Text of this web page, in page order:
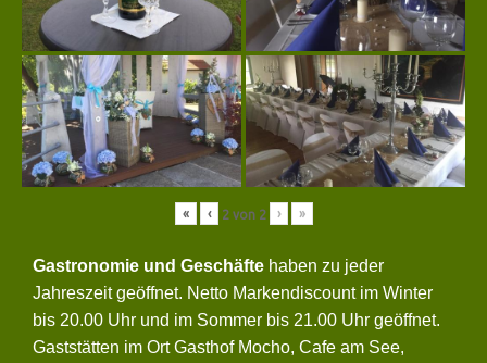
« ‹ 2von 2 › »
Gastronomie und Geschäfte haben zu jeder
Jahreszeit geöffnet. Netto Markendiscount im Winter
bis 20.00 Uhr und im Sommer bis 21.00 Uhr geöffnet.
Gaststätten im Ort Gasthof Mocho, Cafe am See,